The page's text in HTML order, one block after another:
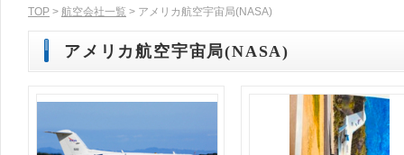
TOP > 航空会社一覧 > アメリカ航空宇宙局(NASA)
アメリカ航空宇宙局(NASA)